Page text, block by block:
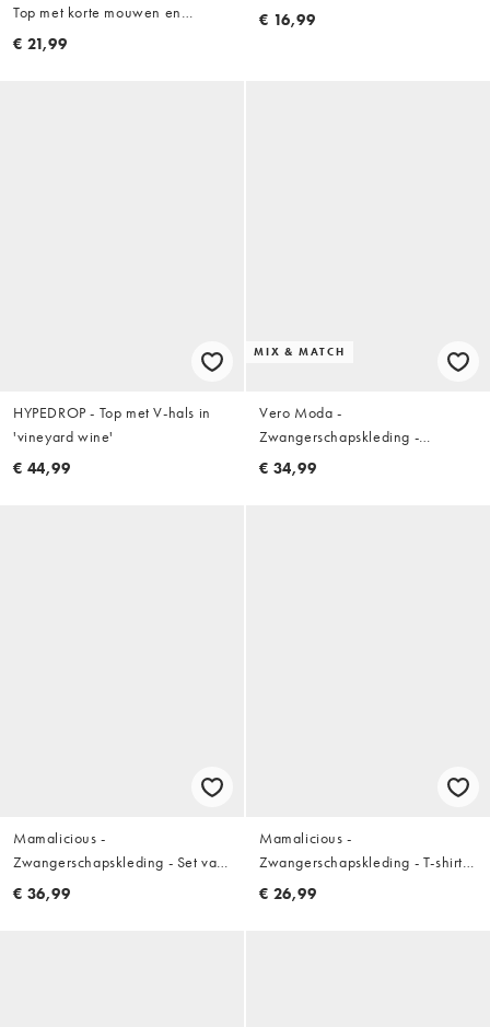
Top met korte mouwen en
golvende rand in saliegroen
€ 21,99
€ 16,99
HYPEDROP - Top met V-hals in
'vineyard wine'
€ 44,99
MIX & MATCH
Vero Moda -
Zwangerschapskleding -
Gehaakt gestreept recht T-shirt
€ 34,99
Mamalicious -
Zwangerschapskleding - Set van
2 borstvoedingshemdjes met
€ 36,99
Mamalicious -
Zwangerschapskleding - T-shirt
met geknoopt detail in crème
€ 26,99